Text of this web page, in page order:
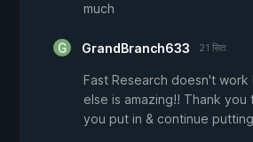
much
GrandBranch633 21 सित.
Fast Research doesn't
else is amazing!! Thank
you put in & continue